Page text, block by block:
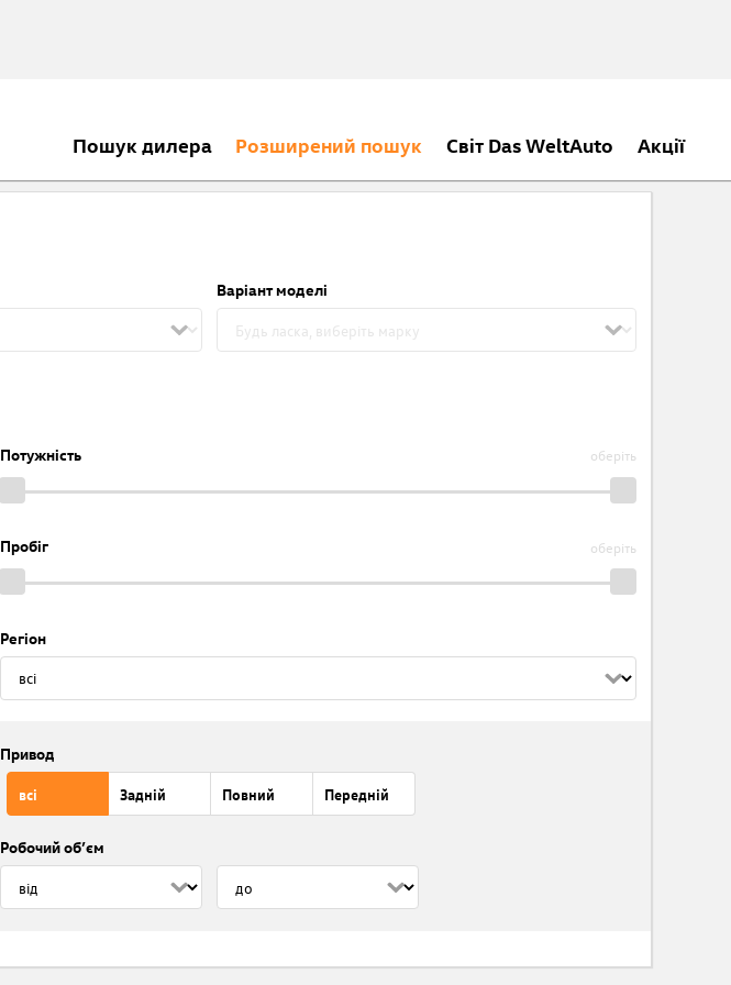
Пошук дилера Розширений пошук Світ Das WeltAuto Акції
Варіант моделі
Потужність оберіть
Пробіг оберіть
Регіон
Привод
всі Задній Повний Передній
Робочий об’єм